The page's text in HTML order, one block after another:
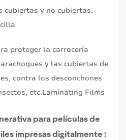
cubiertas y no cubiertas.
proteger la carrocería
y las cubiertas de
contra los desconchones
etc.Laminating Films
para películas de
impresas digitalmente :